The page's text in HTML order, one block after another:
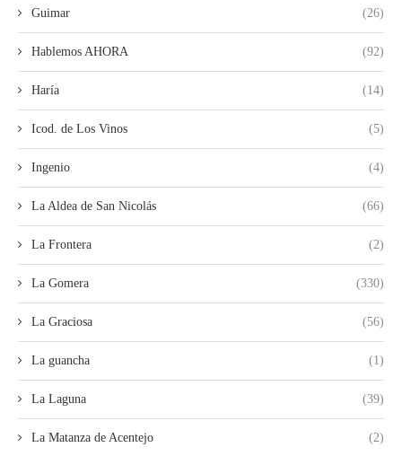
Guimar (26)
Hablemos AHORA (92)
Haría (14)
Icod. de Los Vinos (5)
Ingenio (4)
La Aldea de San Nicolás (66)
La Frontera (2)
La Gomera (330)
La Graciosa (56)
La guancha (1)
La Laguna (39)
La Matanza de Acentejo (2)